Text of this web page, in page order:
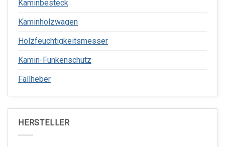
Kaminbesteck
Kaminholzwagen
Holzfeuchtigkeitsmesser
Kamin-Funkenschutz
Fällheber
HERSTELLER